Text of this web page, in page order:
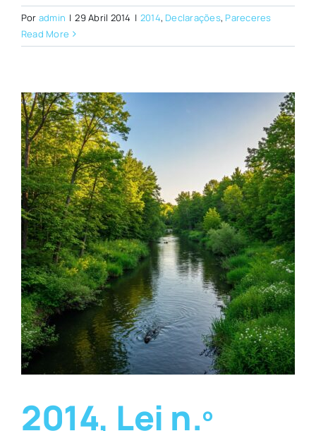
Por admin | 29 Abril 2014 | 2014, Declarações, Pareceres
Read More
2014, Lei n.º